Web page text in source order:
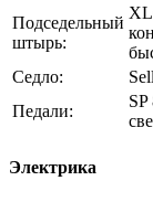
Подседельный
штырь:
Седло:
Педали:
Электрика